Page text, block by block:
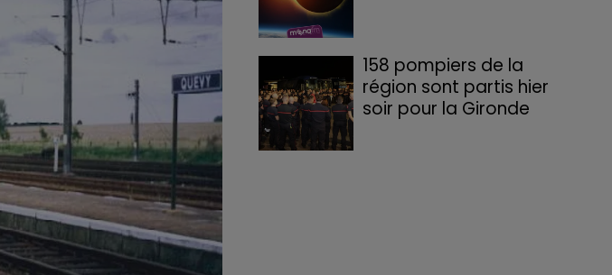
158 pompiers de la
région sont partis hier
soir pour la Gironde